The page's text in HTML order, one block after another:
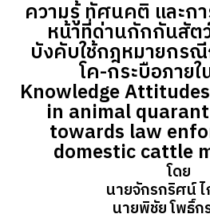
ความรู้ ทัศนคติ และก
หน้าที่ด่านกักกันสัต
บังคับใช้กฎหมายกร
โค-กระบือภาย
Knowledge
in animal
towards law
domestic cattle
โดย
นายจักรกริศน์
นายพิชัย โพธิ์ก